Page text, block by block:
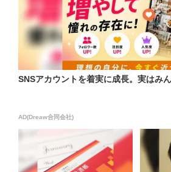
SNSアカウントを着実に成長。実はみ
AD(Dreaw合同会社)